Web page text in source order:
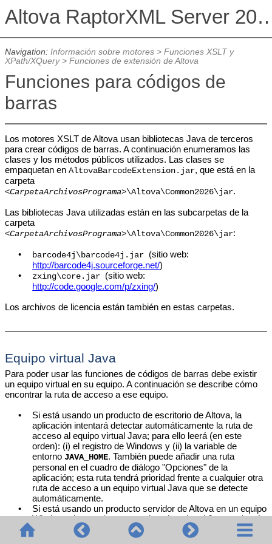
Altova
Navigation: Información sobre motores> Funciones XSLT y
XPath/XQuery> Funciones de extensión de Altova
Funciones para códigos de
barras
Los motores XSLT de Altova usan bibliotecas Java de terceros
para crear códigos de barras. A continuación enumeramos las
clases y los métodos públicos utilizados. Las clases se
empaquetan en AltovaBarcodeExtension.jar, que está en la
carpeta
<CarpetaArchivosPrograma>\Altova\Common2026\jar.
Las bibliotecas Java utilizadas están en las subcarpetas de la
carpeta
<CarpetaArchivosPrograma>\Altova\Common2026\jar:
• barcode4j\barcode4j.jar (sitio web:
http://barcode4j.sourceforge.net/)
•
zxing\core.jar (sitio web:
http://code.google.com/p/zxing/)
Los archivos de licencia están también en estas carpetas.
Equipo virtual Java
Para poder usar las funciones de códigos de barras debe existir
un equipo virtual en su equipo. A continuación se describe cómo
encontrar la ruta de acceso a ese equipo.
•
Si está usando un producto de escritorio de Altova, la
aplicación intentará detectar automáticamente la ruta de
acceso al equipo virtual Java; para ello leerá (en este
orden): (i) el registro de Windows y (ii) la variable de
entorno JAVA_HOME. También puede añadir una ruta
personal en el cuadro de diálogo "Opciones" de la
aplicación; esta ruta tendrá prioridad frente a cualquier otra
ruta de acceso a un equipo virtual Java que se detecte
automáticamente.
•
Si está usando un producto servidor de Altova en un equipo
Windows, la ruta de acceso al equipo virtual Java se leerá
primero desde el registro de Windows; si esto no ocurre se
usa la
variable de entornoJAVA_HOME .